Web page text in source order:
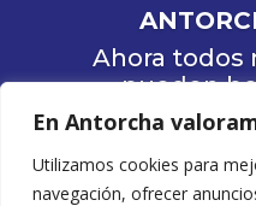
En Antorcha
Utilizamos cookies para
navegación, ofrecer
Ahora todos
pueden
nuestra